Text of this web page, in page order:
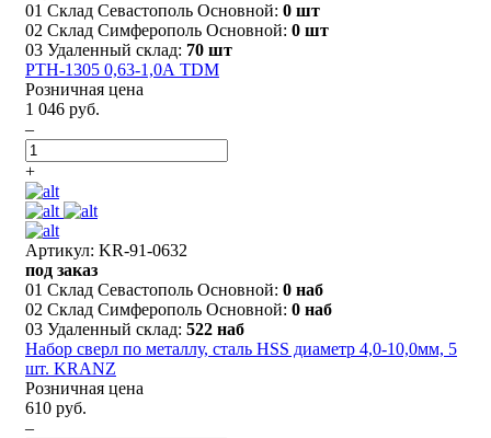
01 Склад Севастополь Основной: 0 шт
02 Склад Симферополь Основной: 0 шт
03 Удаленный склад: 70 шт
РТН-1305 0,63-1,0А TDM
Розничная цена
1 046 руб.
–
+
Артикул: KR-91-0632
под заказ
01 Склад Севастополь Основной: 0 наб
02 Склад Симферополь Основной: 0 наб
03 Удаленный склад: 522 наб
Набор сверл по металлу, сталь HSS диаметр 4,0-10,0мм, 5
шт. KRANZ
Розничная цена
610 руб.
–